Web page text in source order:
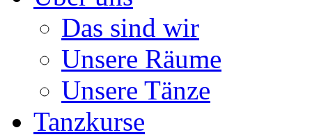
Das sind wir
Unsere Räume
Unsere Tänze
Tanzkurse